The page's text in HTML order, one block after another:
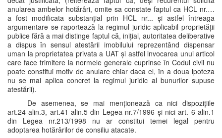
anularea ambelor hotărâri, omite sa constate faptul ca HCL nr.…
a fost modificata substanțial prin HCL nr... și astfel întreaga
argumentare se raportează la regimul juridic aplicabil proprietății
publice fără a mai distinge faptul că, inițial, autoritatea deliberative
a dispus în sensul atestării imobilului reprezentând dispensar
uman la proprietatea privata a UAT și astfel invocarea unui articol
care face trimitere la normele generale cuprinse în Codul civil nu
poate constitui motiv de anulare chiar daca el, în a doua ipoteza
nu se mai aplica concret la regimul juridic al bunurilor supuse
atestării).
De asemenea, se mai menționează ca nici dispozițiile
art.24 alin.3, art.41 alin.5 din Legea nr.7/1996 și nici art. 6 alin.1
din Legea nr.213/1998 nu ar constitui temei legal pentru
adoptarea hotărârilor de consiliu atacate.